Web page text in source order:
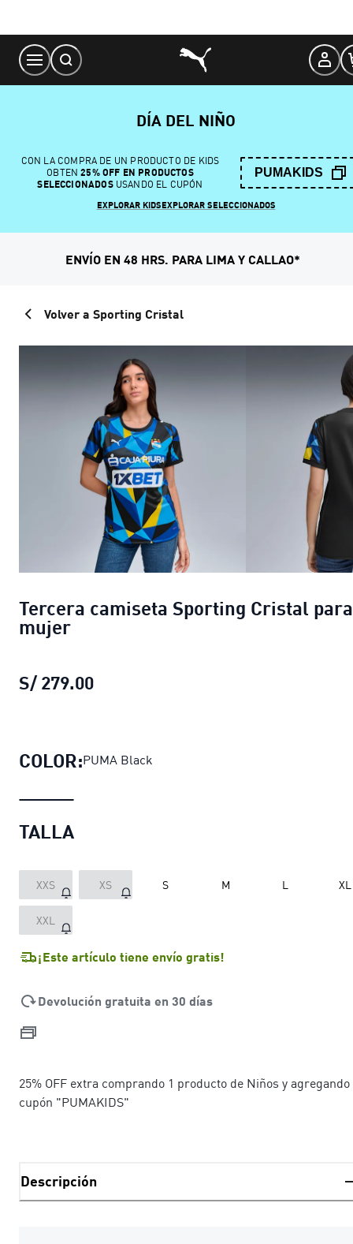
Content
DÍA DEL NIÑO
CON LA COMPRA DE UN PRODUCTO DE KIDS
OBTEN 25% OFF EN PRODUCTOS
SELECCIONADOSUSANDO EL CUPÓN
PUMAKIDS
EXPLORAR KIDSEXPLORAR SELECCIONADOS
ENVÍO EN 48 HRS. PARA LIMA Y CALLAO*
Volver a Sporting Cristal
Tercera camiseta Sporting Cristal para
mujer
S/ 279.00
COLOR:PUMA Black
TALLA
XXS XS S M L XL
XXL
¡Este artículo tiene envío gratis!
Devolución gratuita en 30 días
25% OFF extra comprando 1 producto de Niños y
cupón "PUMAKIDS"
Descripción